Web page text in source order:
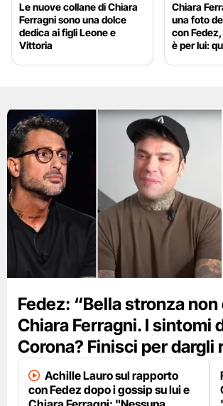
Le nuove collane di Chiara
Ferragni sono una dolce
dedica ai figli Leone e
Vittoria
Chiara
una foto
con
è per lui:
Fedez: “Bella stronza non
Chiara Ferragni. I sintomi
Corona? Finisci per dargli
Achille Lauro sul rapporto
con Fedez dopo i gossip su lui e